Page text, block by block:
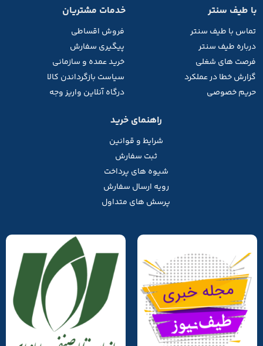
با طیف سنتر
تماس با طیف سنتر
درباره طیف سنتر
فرصت های شغلی
گزارش خطا در عملکرد
حریم خصوصی
خدمات مشتریان
فروش اقساطی
پیگیری سفارش
خرید عمده و سازمانی
سیاست بازگرداندن کالا
درگاه آنلاین واریز وجه
راهنمای خرید
شرایط و قوانین
ثبت سفارش
شیوه های پرداخت
رویه ارسال سفارش
پرسش های متداول